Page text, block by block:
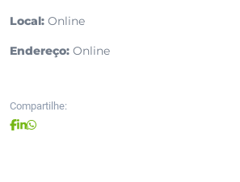
Local: Online
Endereço: Online
Compartilhe: